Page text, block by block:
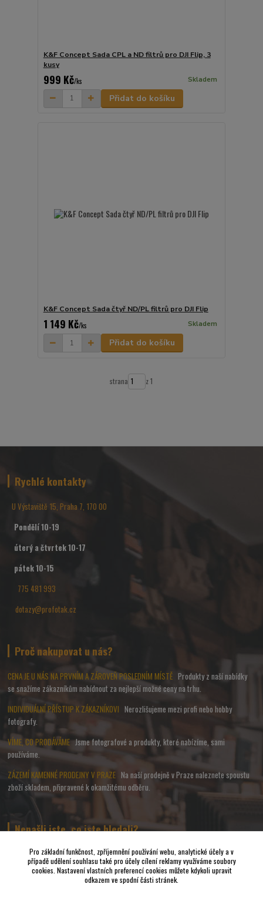
K&F Concept Sada CPL a ND filtrů pro DJI Flip, 3
kusy
999 Kč/ks Skladem
Přidat do košíku
K&F Concept Sada čtyř ND/PL filtrů pro DJI Flip
1 149 Kč/ks Skladem
Přidat do košíku
strana z 1
Rychlé kontakty
U Výstaviště 15, Praha 7, 170 00
Pondělí 10-19
úterý a čtvrtek 10-17
pátek 10-15
775 481 993
dotazy@profotak.cz
Proč nakupovat u nás?
CENA JE U NÁS NA PRVNÍM A ZÁROVEŇ POSLEDNÍM MÍSTĚ Produkty z naší nabídky
se snažíme zákazníkům nabídnout za nejlepší možné ceny na trhu.
INDIVIDUÁLNÍ PŘÍSTUP K ZÁKAZNÍKOVINerozlišujeme mezi profi nebo hobby
fotografy.
VÍME, CO PRODÁVÁMEJsme fotografové a produkty, které nabízíme, sami
používáme.
ZÁZEMÍ KAMENNÉ PRODEJNY V PRAZENa naší prodejně v Praze naleznete spoustu
zboží skladem, připravené k okamžitému odběru.
Nenašli jste, co jste hledali?
Napište nám a pokusíme se udělat vše, abychom pro Vás sehnali to
nejvhodnější FOTO a VIDEO příslušenství.
Pro základní funkčnost, zpříjemnění používání webu, analytické účely a v
případě udělení souhlasu také pro účely cílení reklamy využíváme soubory
cookies. Nastavení vlastních preferencí cookies můžete kdykoli upravit
odkazem ve spodní části stránek.